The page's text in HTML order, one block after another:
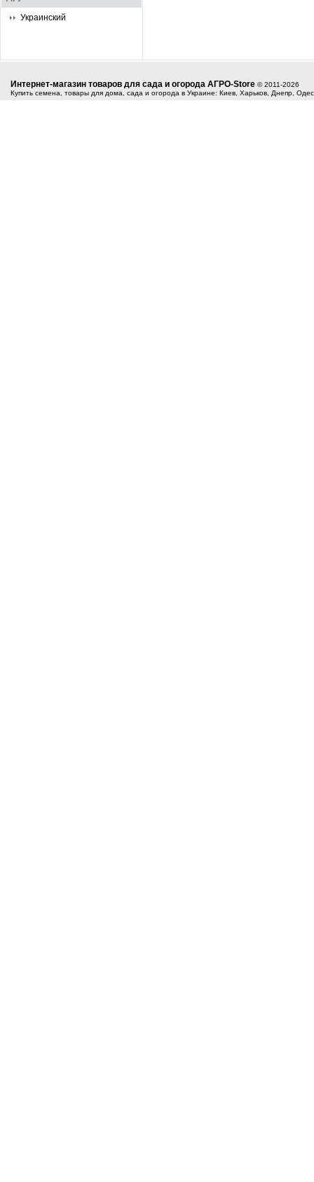
Украинский
Интернет-магазин товаров для сада и огорода АГРО-Store © 2011-2026
Купить семена, товары для дома, сада и огорода в Украине: Киев, Харьков, Днепр,